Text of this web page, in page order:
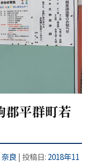
郡平群町若
奈良 | 投稿日: 2018年11